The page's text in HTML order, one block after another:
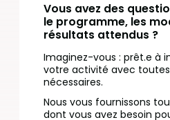
Vous avez des
le programme, les
résultats attendus ?
Imaginez-vous : prêt.e à
votre activité avec
nécessaires.
Nous vous fournissons
dont vous avez besoin